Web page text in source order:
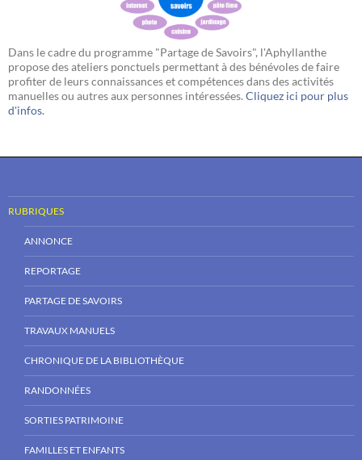
Dans le cadre du programme "Partage de Savoirs", l'Aphyllanthe
propose des ateliers ponctuels permettant à des bénévoles de faire
profiter de leurs connaissances et compétences dans des activités
manuelles ou autres aux personnes intéressées. Cliquez ici pour plus
d'infos.
RUBRIQUES
ANNONCE
REPORTAGE
PARTAGE DE SAVOIRS
TRAVAUX MANUELS
CHRONIQUE DE LA BIBLIOTHÈQUE
RANDONNÉES
SORTIES PATRIMOINE
FAMILLES ET ENFANTS